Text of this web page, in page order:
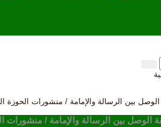
بين الرسالة والإمامة / منشورات الحوزة
الوصل بين الرسالة والإمامة / منشورات